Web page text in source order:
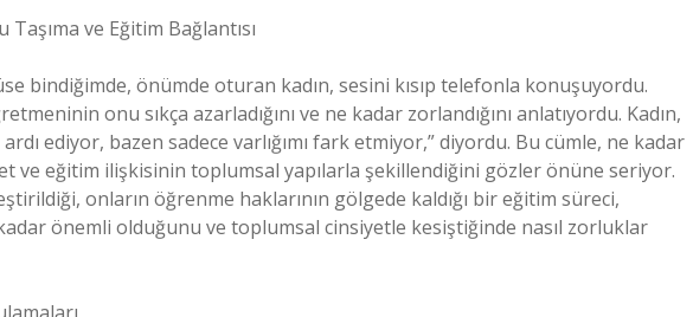
ve Eğitim Bağlantısı
bindiğimde, önümde oturan kadın, sesini kısıp telefonla konuşuyordu.
onu sıkça azarladığını ve ne kadar zorlandığını anlatıyordu. Kadın,
ediyor, bazen sadece varlığımı fark etmiyor,” diyordu. Bu cümle, ne kadar
ve eğitim ilişkisinin toplumsal yapılarla şekillendiğini gözler önüne seriyor.
onların öğrenme haklarının gölgede kaldığı bir eğitim süreci,
önemli olduğunu ve toplumsal cinsiyetle kesiştiğinde nasıl zorluklar